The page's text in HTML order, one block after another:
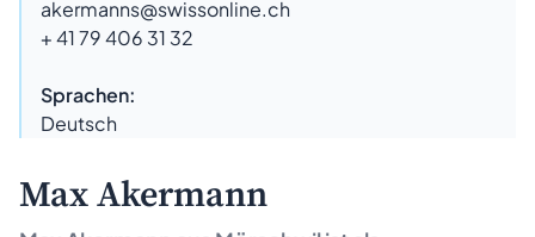
akermanns@swissonline.ch
+ 41 79 406 31 32
Sprachen:
Deutsch
Max Akermann